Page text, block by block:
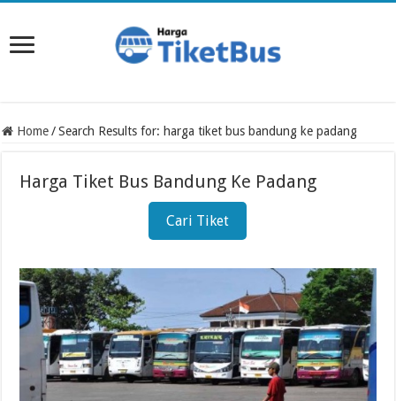
Home / Search Results for: harga tiket bus bandung ke padang
Harga Tiket Bus Bandung Ke Padang
Cari Tiket